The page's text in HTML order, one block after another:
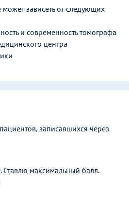
зависеть от следующих
и современность томографа
центра
записавшихся через
максимальный балл.